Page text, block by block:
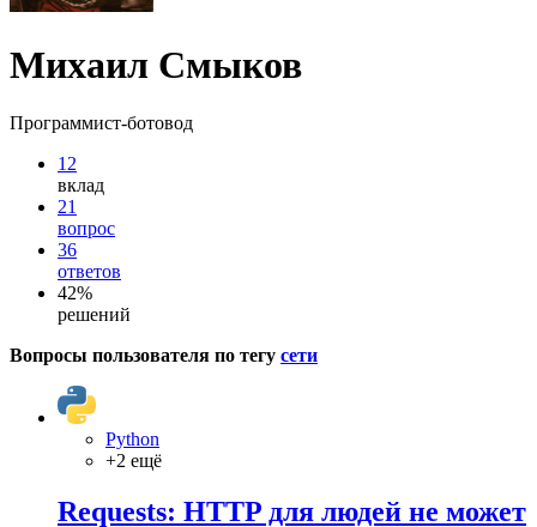
Михаил Смыков
Программист-ботовод
12
вклад
21
вопрос
36
ответов
42%
решений
Вопросы пользователя по тегу сети
Python
+2 ещё
Requests: HTTP для людей не может